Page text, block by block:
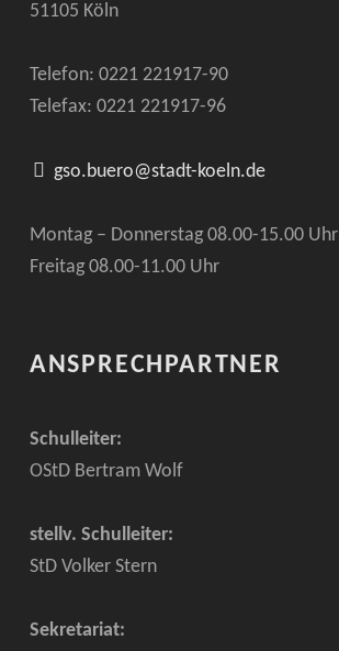
51105 Köln
Telefon: 0221 221917-90
Telefax: 0221 221917-96
gso.buero@stadt-koeln.de
Montag – Donnerstag 08.00-15.00 Uhr
Freitag 08.00-11.00 Uhr
ANSPRECHPARTNER
Schulleiter:
OStD Bertram Wolf
stellv. Schulleiter:
StD Volker Stern
Sekretariat: